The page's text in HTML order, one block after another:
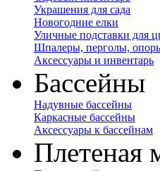
Украшения для сада
Новогодние елки
Уличные подставки для
Шпалеры, перголы,
Аксессуары и инвентарь
Бассейны
Надувные бассейны
Каркасные бассейны
Аксессуары к бассейнам
Плетеная